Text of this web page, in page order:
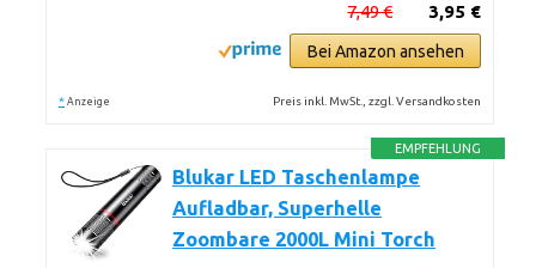
3,95 €
7,49 €
Bei Amazon ansehen
* Anzeige Preis inkl. MwSt., zzgl. Versandkosten
EMPFEHLUNG
Blukar LED Taschenlampe
Aufladbar, Superhelle
Zoombare 2000L Mini Torch